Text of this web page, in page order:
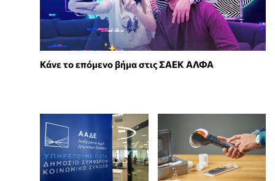
Κάνε το επόμενο βήμα στις ΣΑΕΚ ΑΛΦΑ